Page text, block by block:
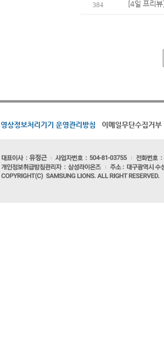
384 [4일 프리
영상정보처리기기 운영관리방침 이메일무단수집거부